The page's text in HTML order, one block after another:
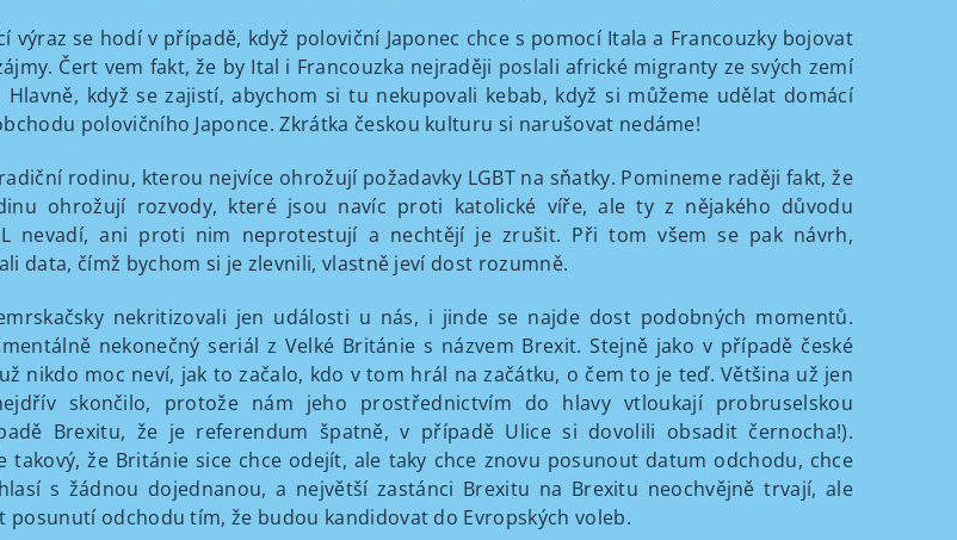
výraz se hodí v případě, když poloviční Japonec chce s pomocí Itala a Francouzky bojovat
Čert vem fakt, že by Ital i Francouzka nejraději poslali africké migranty ze svých zemí
Hlavně, když se zajistí, abychom si tu nekupovali kebab, když si můžeme udělat domácí
polovičního Japonce. Zkrátka českou kulturu si narušovat nedáme!
rodinu, kterou nejvíce ohrožují požadavky LGBT na sňatky. Pomineme raději fakt, že
ohrožují rozvody, které jsou navíc proti katolické víře, ale ty z nějakého důvodu
nevadí, ani proti nim neprotestují a nechtějí je zrušit. Při tom všem se pak návrh,
data, čímž bychom si je zlevnili, vlastně jeví dost rozumně.
nekritizovali jen události u nás, i jinde se najde dost podobných momentů.
nekonečný seriál z Velké Británie s názvem Brexit. Stejně jako v případě české
nikdo moc neví, jak to začalo, kdo v tom hrál na začátku, o čem to je teď. Většina už jen
skončilo, protože nám jeho prostřednictvím do hlavy vtloukají probruselskou
Brexitu, že je referendum špatně, v případě Ulice si dovolili obsadit černocha!).
takový, že Británie sice chce odejít, ale taky chce znovu posunout datum odchodu, chce
s žádnou dojednanou, a největší zastánci Brexitu na Brexitu neochvějně trvají, ale
posunutí odchodu tím, že budou kandidovat do Evropských voleb.